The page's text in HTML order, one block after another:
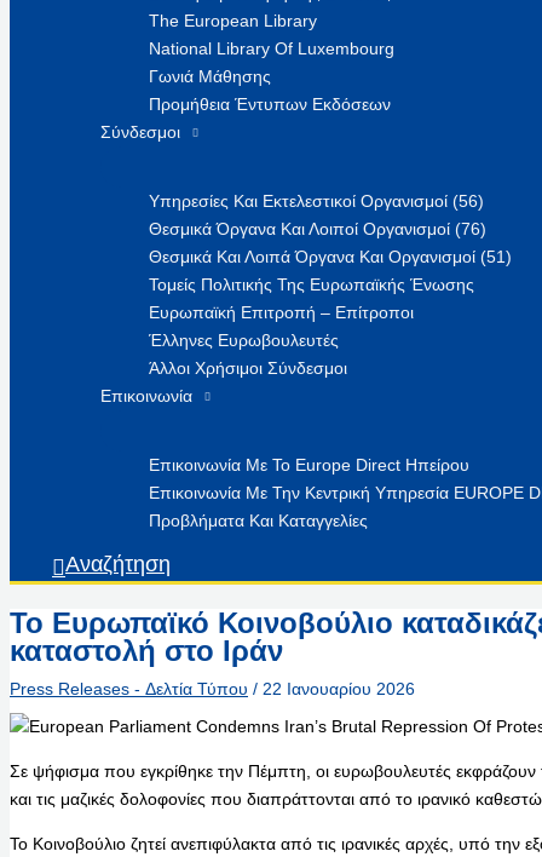
The European Library
National Library Of Luxembourg
Γωνιά Μάθησης
Προμήθεια Έντυπων Εκδόσεων
Σύνδεσμοι
Υπηρεσίες Και Εκτελεστικοί Οργανισμοί (56)
Θεσμικά Όργανα Και Λοιποί Οργανισμοί (76)
Θεσμικά Και Λοιπά Όργανα Και Οργανισμοί (51)
Τομείς Πολιτικής Της Ευρωπαϊκής Ένωσης
Ευρωπαϊκή Επιτροπή – Επίτροποι
Έλληνες Ευρωβουλευτές
Άλλοι Χρήσιμοι Σύνδεσμοι
Επικοινωνία
Επικοινωνία Με Το Europe Direct Ηπείρου
Επικοινωνία Με Την Κεντρική Υπηρεσία EUROPE
Προβλήματα Και Καταγγελίες
Αναζήτηση
Το Ευρωπαϊκό Κοινοβούλιο
καταστολή στο Ιράν
Press Releases - Δελτία Τύπου / 22 Ιανουαρίου 2026
Σε ψήφισμα που εγκρίθηκε την Πέμπτη, οι ευρωβουλευτές
και τις μαζικές δολοφονίες που διαπράττονται από το ιρανικό
Το Κοινοβούλιο ζητεί ανεπιφύλακτα από τις ιρανικές αρχές, υπό την